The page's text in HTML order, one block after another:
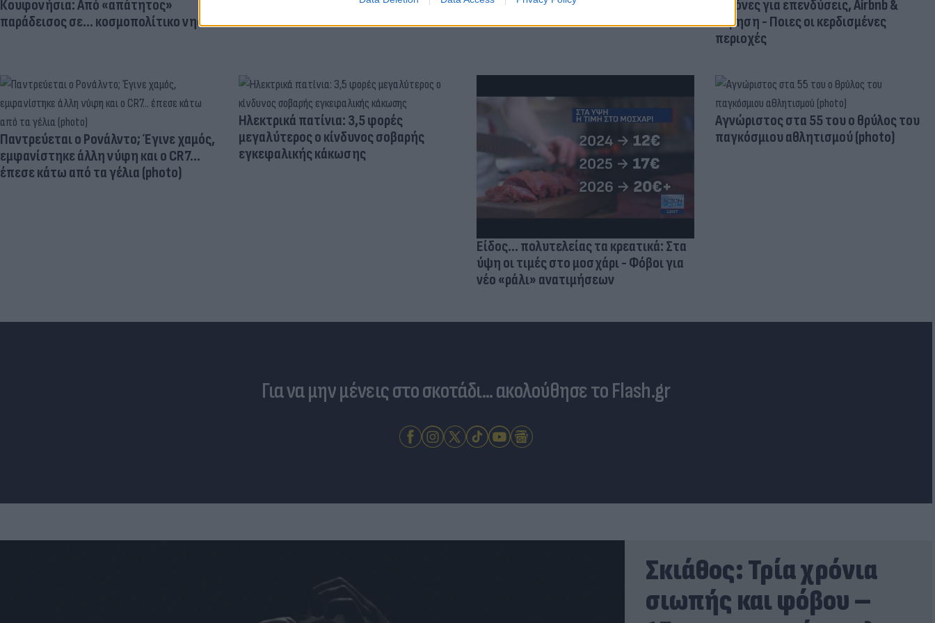
Κουφονήσια: Από «απάτητος»
παράδεισος σε... κοσμοπολίτικο νησί
κανόνες για επενδύσεις, Airbnb &
δόμηση - Ποιες οι κερδισμένες
περιοχές
Παντρεύεται ο Ρονάλντο; Έγινε χαμός,
εμφανίστηκε άλλη νύφη και ο CR7…
έπεσε κάτω από τα γέλια (photo)
Ηλεκτρικά πατίνια: 3,5 φορές
μεγαλύτερος ο κίνδυνος σοβαρής
εγκεφαλικής κάκωσης
Είδος... πολυτελείας τα κρεατικά: Στα
ύψη οι τιμές στο μοσχάρι - Φόβοι για
νέο «ράλι» ανατιμήσεων
Aγνώριστος στα 55 του ο θρύλος του
παγκόσμιου αθλητισμού (photo)
Για να μην μένεις στο σκοτάδι... ακολούθησε το Flash.gr
Σκιάθος: Τρία χρόνια
σιωπής και φόβου –